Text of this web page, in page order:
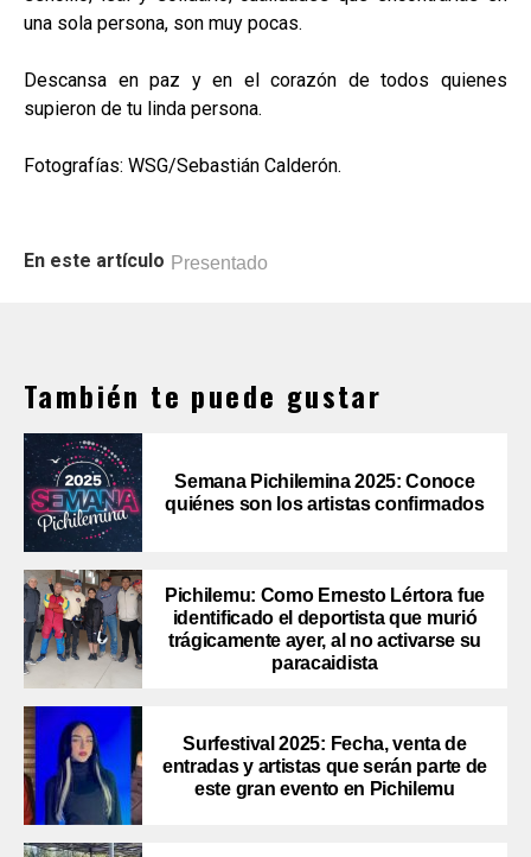
una sola persona, son muy pocas.
Descansa en paz y en el corazón de todos quienes
supieron de tu linda persona.
Fotografías: WSG/Sebastián Calderón.
En este artículo Presentado
También te puede gustar
Semana Pichilemina 2025: Conoce
quiénes son los artistas confirmados
Pichilemu: Como Ernesto Lértora fue
identificado el deportista que murió
trágicamente ayer, al no activarse su
paracaidista
Surfestival 2025: Fecha, venta de
entradas y artistas que serán parte de
este gran evento en Pichilemu